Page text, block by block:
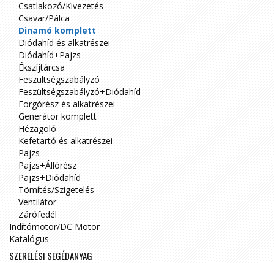
Csatlakozó/Kivezetés
Csavar/Pálca
Dinamó komplett
Diódahíd és alkatrészei
Diódahíd+Pajzs
Ékszíjtárcsa
Feszültségszabályzó
Feszültségszabályzó+Diódahíd
Forgórész és alkatrészei
Generátor komplett
Hézagoló
Kefetartó és alkatrészei
Pajzs
Pajzs+Állórész
Pajzs+Diódahíd
Tömítés/Szigetelés
Ventilátor
Zárófedél
Indítómotor/DC Motor
Katalógus
SZERELÉSI SEGÉDANYAG